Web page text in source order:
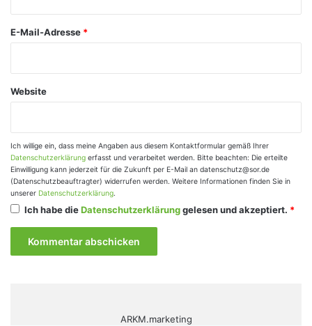
E-Mail-Adresse *
Website
Ich willige ein, dass meine Angaben aus diesem Kontaktformular gemäß Ihrer
Datenschutzerklärung erfasst und verarbeitet werden. Bitte beachten: Die erteilte
Einwilligung kann jederzeit für die Zukunft per E-Mail an datenschutz@sor.de
(Datenschutzbeauftragter) widerrufen werden. Weitere Informationen finden Sie in
unserer Datenschutzerklärung.
Ich habe dieDatenschutzerklärunggelesen und akzeptiert. *
ARKM.marketing